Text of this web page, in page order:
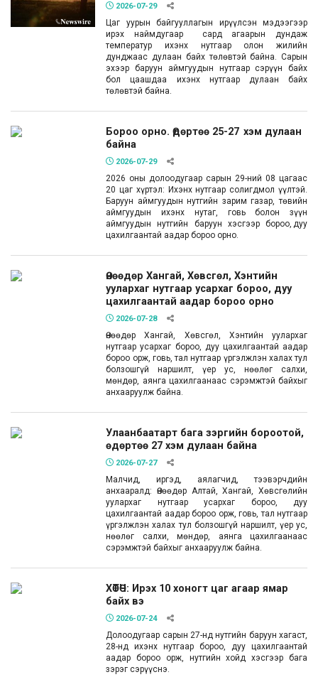
2026-07-29
Цаг уурын байгууллагын ирүүлсэн мэдээгээр
ирэх наймдугаар сард агаарын дундаж
температур ихэнх нутгаар олон жилийн
дунджаас дулаан байх төлөвтэй байна. Сарын
эхээр баруун аймгуудын нутгаар сэрүүн байх
бол цаашдаа ихэнх нутгаар дулаан байх
төлөвтэй байна.
Бороо орно. Өдөртөө 25-27 хэм дулаан
байна
2026-07-29
2026 оны долоодугаар сарын 29-ний 08 цагаас
20 цаг хүртэл: Ихэнх нутгаар солигдмол үүлтэй.
Баруун аймгуудын нутгийн зарим газар, төвийн
аймгуудын ихэнх нутаг, говь болон зүүн
аймгуудын нутгийн баруун хэсгээр бороо, дуу
цахилгаантай аадар бороо орно.
Өнөөдөр Хангай, Хөвсгөл, Хэнтийн
уулархаг нутгаар усархаг бороо, дуу
цахилгаантай аадар бороо орно
2026-07-28
Өнөөдөр Хангай, Хөвсгөл, Хэнтийн уулархаг
нутгаар усархаг бороо, дуу цахилгаантай аадар
бороо орж, говь, тал нутгаар үргэлжлэн халах тул
болзошгүй наршилт, үер ус, нөөлөг салхи,
мөндөр, аянга цахилгаанаас сэрэмжтэй байхыг
анхааруулж байна.
Улаанбаатарт бага зэргийн бороотой,
өдөртөө 27 хэм дулаан байна
2026-07-27
Малчид, иргэд, аялагчид, тээвэрчдийн
анхааралд: Өнөөдөр Алтай, Хангай, Хөвсгөлийн
уулархаг нутгаар усархаг бороо, дуу
цахилгаантай аадар бороо орж, говь, тал нутгаар
үргэлжлэн халах тул болзошгүй наршилт, үер ус,
нөөлөг салхи, мөндөр, аянга цахилгаанаас
сэрэмжтэй байхыг анхааруулж байна.
ХӨТӨЧ: Ирэх 10 хоногт цаг агаар ямар
байх вэ
2026-07-24
Долоодугаар сарын 27-нд нутгийн баруун хагаст,
28-нд ихэнх нутгаар бороо, дуу цахилгаантай
аадар бороо орж, нутгийн хойд хэсгээр бага
зэрэг сэрүүснэ.